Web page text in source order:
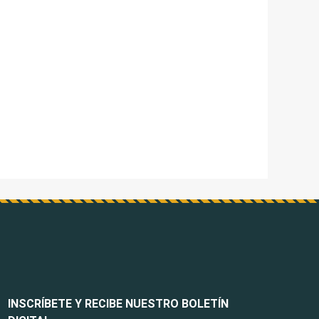
INSCRÍBETE Y RECIBE NUESTRO BOLETÍN